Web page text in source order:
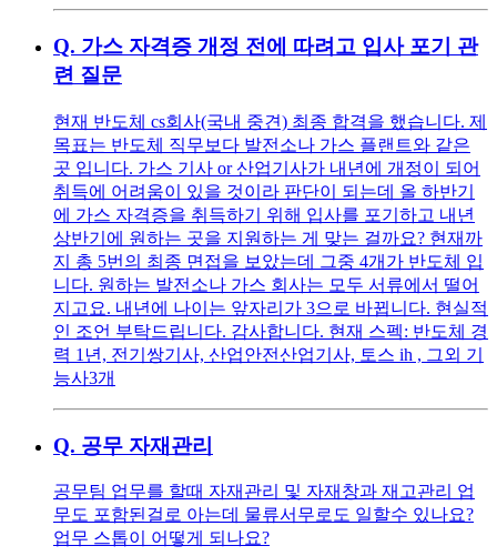
Q. 가스 자격증 개정 전에 따려고 입사 포기 관
련 질문
현재 반도체 cs회사(국내 중견) 최종 합격을 했습니다. 제
목표는 반도체 직무보다 발전소나 가스 플랜트와 같은
곳 입니다. 가스 기사 or 산업기사가 내년에 개정이 되어
취득에 어려움이 있을 것이라 판단이 되는데 올 하반기
에 가스 자격증을 취득하기 위해 입사를 포기하고 내년
상반기에 원하는 곳을 지원하는 게 맞는 걸까요? 현재까
지 총 5번의 최종 면접을 보았는데 그중 4개가 반도체 입
니다. 원하는 발전소나 가스 회사는 모두 서류에서 떨어
지고요. 내년에 나이는 앞자리가 3으로 바뀝니다. 현실적
인 조언 부탁드립니다. 감사합니다. 현재 스펙: 반도체 경
력 1년, 전기쌍기사, 산업안전산업기사, 토스 ih , 그외 기
능사3개
Q. 공무 자재관리
공무팀 업무를 할때 자재관리 및 자재창과 재고관리 업
무도 포함된걸로 아는데 물류서무로도 일할수 있나요?
업무 스톱이 어떻게 되나요?